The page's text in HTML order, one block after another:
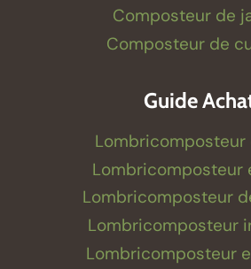
Composteur de
Composteur de
Guide
Lombricomposteur
Lombricomposteur
Lombricomposteur
Lombricomposteur
Lombricomposteur